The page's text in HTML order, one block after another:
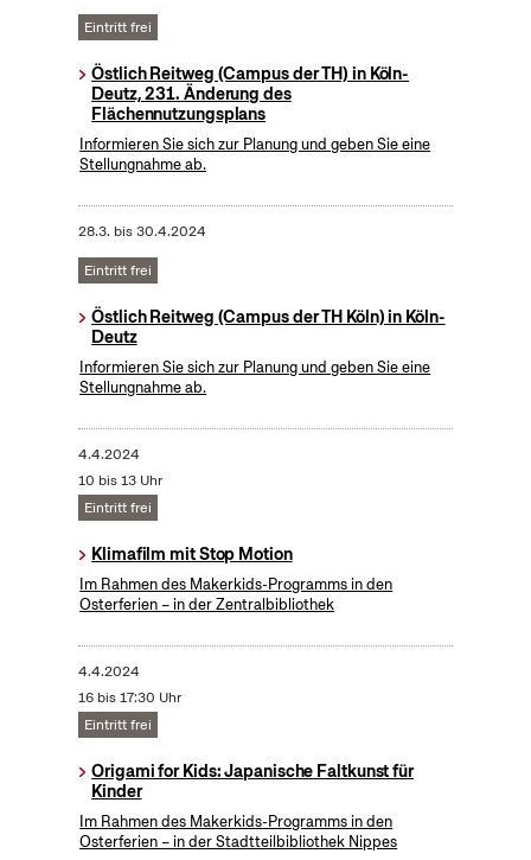
Eintritt frei
Östlich Reitweg (Campus der TH) in Köln-
Deutz, 231. Änderung des
Flächennutzungsplans
Informieren Sie sich zur Planung und geben Sie eine
Stellungnahme ab.
28.3. bis30.4.2024
Eintritt frei
Östlich Reitweg (Campus der TH Köln) in Köln-
Deutz
Informieren Sie sich zur Planung und geben Sie eine
Stellungnahme ab.
4.4.2024
10 bis 13 Uhr
Eintritt frei
Klimafilm mit Stop Motion
Im Rahmen des Makerkids-Programms in den
Osterferien – in der Zentralbibliothek
4.4.2024
16 bis 17:30 Uhr
Eintritt frei
Origami for Kids: Japanische Faltkunst für
Kinder
Im Rahmen des Makerkids-Programms in den
Osterferien – in der Stadtteilbibliothek Nippes